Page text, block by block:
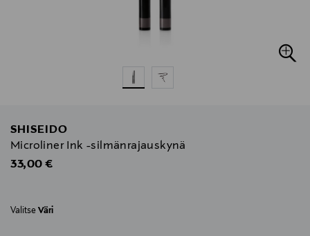
SHISEIDO
Microliner Ink -silmänrajauskynä
Original Price
33,00 €
Valitse Väri